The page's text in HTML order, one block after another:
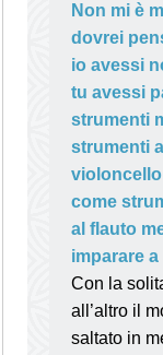
Non mi è
dovrei
io avessi
tu avessi
strumenti
strumenti
come
al flauto
imparare
Con la
all’altro il
saltato in